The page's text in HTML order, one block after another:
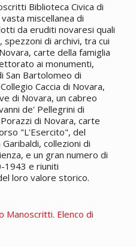
Biblioteca Civica di
miscellanea di
da eruditi novaresi quali
spezzoni di archivi, tra cui
carte della famiglia
ai monumenti,
San Bartolomeo di
Caccia di Novara,
di Novara, un cabreo
de' Pellegrini di
di Novara, carte
"L'Esercito", del
collezioni di
e un gran numero di
1943 e riuniti
loro valore storico.
Manoscritti. Elenco di